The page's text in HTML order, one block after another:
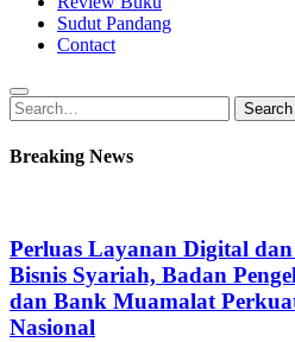
Sudut Pandang
Contact
Search
for:
Search
Breaking News
Perluas Layanan Digital
Bisnis Syariah, Badan
dan Bank Muamalat
Nasional